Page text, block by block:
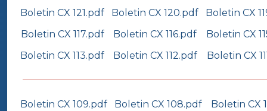
Boletin CX 121.pdf Boletin CX 120.pdf
Boletin CX
Boletin CX 117.pdf
Boletin CX 116.pdf
Boletin CX
Boletin CX 113.pdf
Boletin CX 112.pdf Boletin CX
Boletin CX 109.pdf Boletin CX 108.pdf
Boletin CX